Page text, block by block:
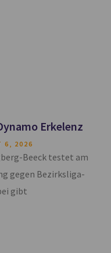
Erkelenz
6, 2026
Beeck testet am
gegen Bezirksliga-
gibt